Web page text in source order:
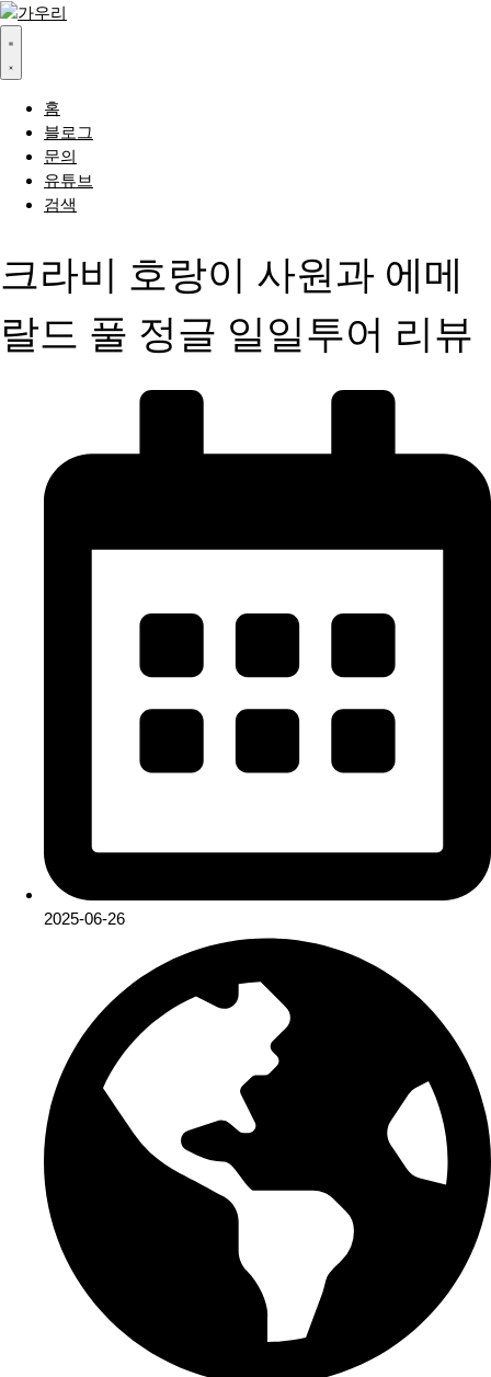
홈
블로그
문의
유튜브
검색
크라비 호랑이 사원과 에메
랄드 풀 정글 일일투어 리뷰
2025-06-26